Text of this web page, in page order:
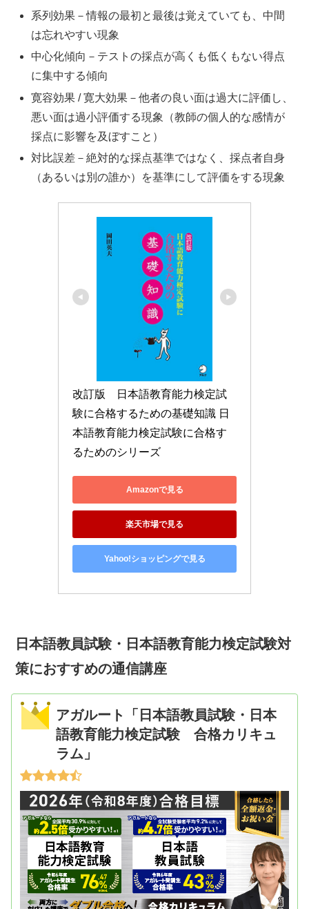
系列効果－情報の最初と最後は覚えていても、中間
は忘れやすい現象
中心化傾向－テストの採点が高くも低くもない得点
に集中する傾向
寛容効果 / 寛大効果－他者の良い面は過大に評価し、
悪い面は過小評価する現象（教師の個人的な感情が
採点に影響を及ぼすこと）
対比誤差－絶対的な採点基準ではなく、採点者自身
（あるいは別の誰か）を基準にして評価をする現象
改訂版　日本語教育能力検定試
験に合格するための基礎知識 日
本語教育能力検定試験に合格す
るためのシリーズ
Amazonで見る
楽天市場で見る
Yahoo!ショッピングで見る
日本語教員試験・日本語教育能力検定試験対
策におすすめの通信講座
アガルート「日本語教員試験・日本
語教育能力検定試験 合格カリキュ
ラム」